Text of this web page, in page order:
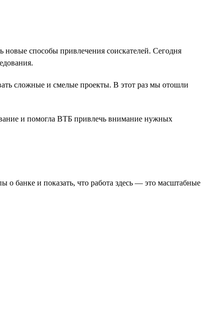
способы привлечения соискателей. Сегодня
сложные и смелые проекты. В этот раз мы отошли
и помогла ВТБ привлечь внимание нужных
о банке и показать, что работа здесь — это масштабные